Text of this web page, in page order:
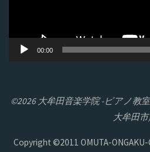
00:00
©2026 大牟田音楽学院 -ピアノ教
大牟田市
Copyright ©2011 OMUTA-